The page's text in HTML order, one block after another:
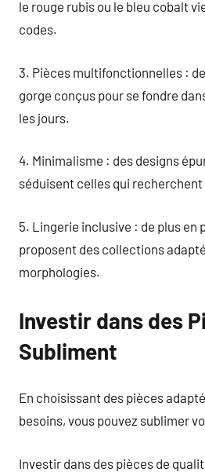
le rouge rubis ou le bleu cobalt
codes.
3. Pièces multifonctionnelles :
gorge conçus pour se fondre
les jours.
4. Minimalisme : des designs
séduisent celles qui
5. Lingerie inclusive : de plus en
proposent des collections
morphologies.
Investir dans des
Subliment
En choisissant des pièces
besoins, vous pouvez sublimer
Investir dans des pièces de